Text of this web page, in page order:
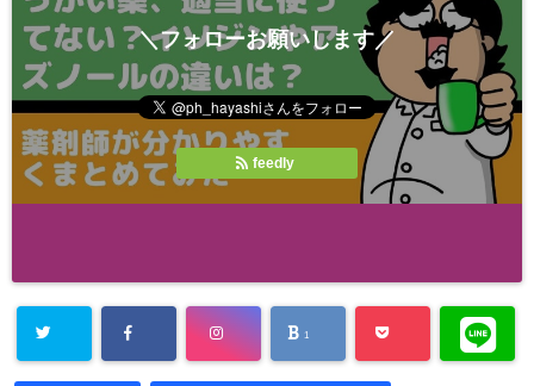
＼フォローお願いします／
feedly
1